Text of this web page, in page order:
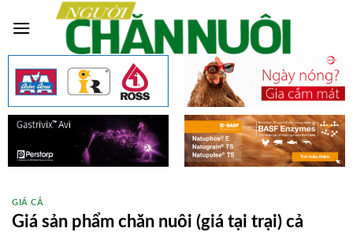
GIÁ CẢ
Giá sản phẩm chăn nuôi (giá tại trại) cả